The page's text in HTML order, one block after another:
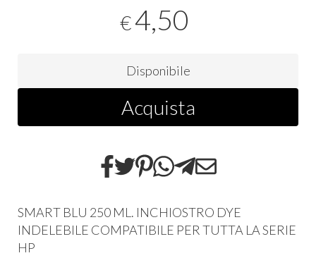
€4,50
Disponibile
Acquista
SMART BLU 250 ML. INCHIOSTRO DYE
INDELEBILE COMPATIBILE PER TUTTA LA SERIE
HP